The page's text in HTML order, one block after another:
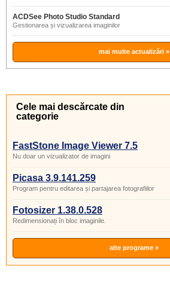
ACDSee Photo Studio Standard
2021
Gestionarea și vizualizarea imaginilor
mai multe actualizări »
Cele mai descărcate din
categorie
FastStone Image Viewer 7.5
Nu doar un vizualizator de imagini
Picasa 3.9.141.259
Program pentru editarea și partajarea fotografiilor
Fotosizer 1.38.0.528
Redimensionați în bloc imaginile.
alte programe »